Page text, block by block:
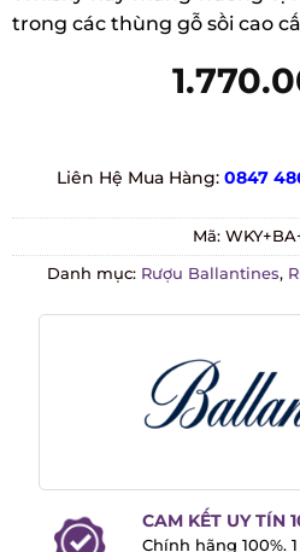
ủ trong các thùng gỗ sồi cao
Liên Hệ Mua Hàng:0847
Mã:
Danh mục:Rượu Ballantines,
CAM KẾT UY TÍN
Chính hãng 100%.